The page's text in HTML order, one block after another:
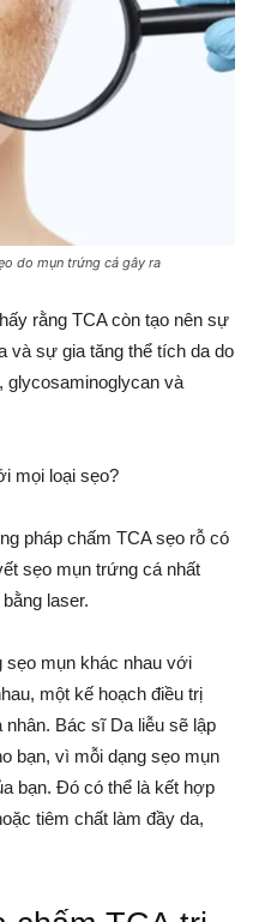
do mụn trứng cá gây ra
rằng TCA còn tạo nên sự
và sự gia tăng thể tích da do
glycosaminoglycan và
mọi loại sẹo?
pháp chấm TCA sẹo rỗ có
sẹo mụn trứng cá nhất
laser.
sẹo mụn khác nhau với
một kế hoạch điều trị
Bác sĩ Da liễu sẽ lập
bạn, vì mỗi dạng sẹo mụn
bạn. Đó có thể là kết hợp
tiêm chất làm đầy da,